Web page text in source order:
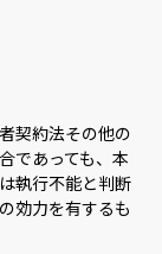
契約法その他の
であっても、本
執行不能と判断
効力を有するも